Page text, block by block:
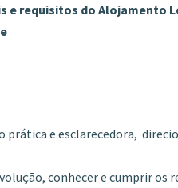
e requisitos do Alojamento
prática e esclarecedora,
conhecer e cumprir os